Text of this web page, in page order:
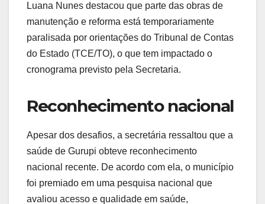
Luana Nunes destacou que parte das obras de
manutenção e reforma está temporariamente
paralisada por orientações do Tribunal de Contas
do Estado (TCE/TO), o que tem impactado o
cronograma previsto pela Secretaria.
Reconhecimento nacional
Apesar dos desafios, a secretária ressaltou que a
saúde de Gurupi obteve reconhecimento
nacional recente. De acordo com ela, o município
foi premiado em uma pesquisa nacional que
avaliou acesso e qualidade em saúde,